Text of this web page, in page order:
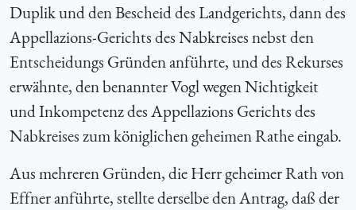
Duplik und den Bescheid des Landgerichts, dann des
Appellazions-Gerichts des Nabkreises nebst den
Entscheidungs Gründen anführte, und des Rekurses
erwähnte, den benannter Vogl wegen Nichtigkeit
und Inkompetenz des Appellazions Gerichts des
Nabkreises zum königlichen geheimen Rathe eingab.
Aus mehreren Gründen, die Herr geheimer Rath von
Effner anführte, stellte derselbe den Antrag, daß der